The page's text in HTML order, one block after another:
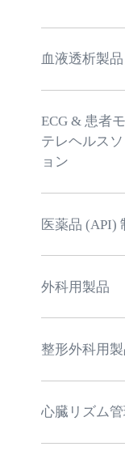
血液透析製品
ECG & 患者
テレヘルス
ョン
医薬品 (API)
外科用製品
整形外科用
心臓リズム